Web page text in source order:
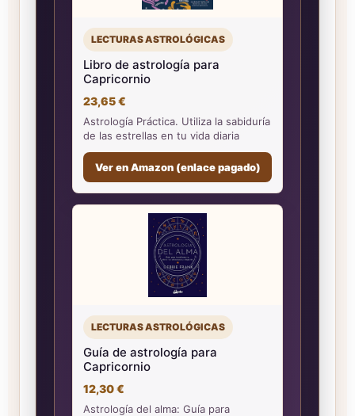
LECTURAS ASTROLÓGICAS
Libro de astrología para
Capricornio
23,65 €
Astrología Práctica. Utiliza la sabiduría
de las estrellas en tu vida diaria
Ver en Amazon (enlace pagado)
LECTURAS ASTROLÓGICAS
Guía de astrología para
Capricornio
12,30 €
Astrología del alma: Guía para